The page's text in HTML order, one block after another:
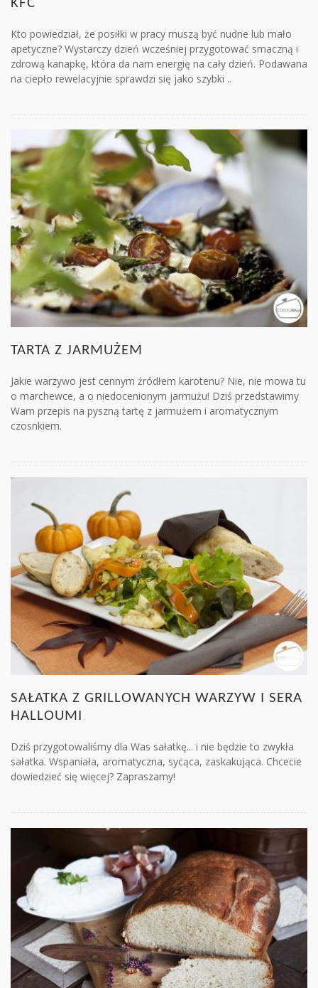
KFC
Kto powiedział, że posiłki w pracy muszą być nudne lub mało
apetyczne? Wystarczy dzień wcześniej przygotować smaczną i
zdrową kanapkę, która da nam energię na cały dzień. Podawana
na ciepło rewelacyjnie sprawdzi się jako szybki ..
TARTA Z JARMUŻEM
Jakie warzywo jest cennym źródłem karotenu? Nie, nie mowa tu
o marchewce, a o niedocenionym jarmużu! Dziś przedstawimy
Wam przepis na pyszną tartę z jarmużem i aromatycznym
czosnkiem.
SAŁATKA Z GRILLOWANYCH WARZYW I SERA
HALLOUMI
Dziś przygotowaliśmy dla Was sałatkę... i nie będzie to zwykła
sałatka. Wspaniała, aromatyczna, sycąca, zaskakująca. Chcecie
dowiedzieć się więcej? Zapraszamy!